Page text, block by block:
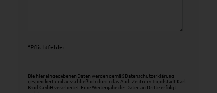
*Pflichtfelder
Die hier eingegebenen Daten werden gemäß Datenschutzerklärung
gespeichert und ausschließlich durch das Audi Zentrum Ingolstadt Karl
Brod GmbH verarbeitet. Eine Weitergabe der Daten an Dritte erfolgt